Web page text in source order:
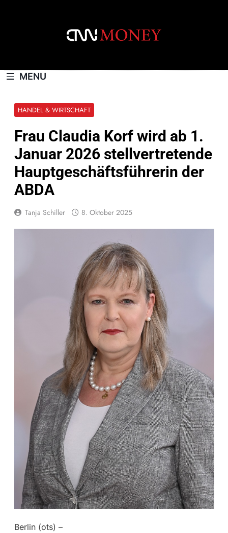
MENU
HANDEL & WIRTSCHAFT
Frau Claudia Korf wird ab 1.
Januar 2026 stellvertretende
Hauptgeschäftsführerin der
ABDA
Tanja Schiller 8. Oktober 2025
Berlin (ots) –